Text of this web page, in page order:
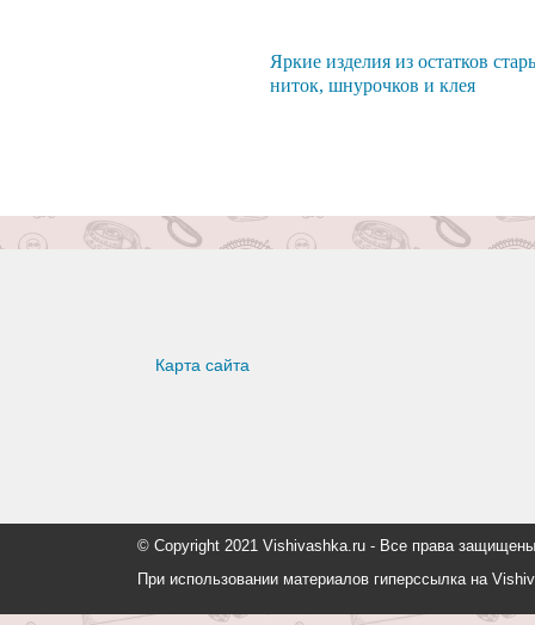
Яркие изделия из остатков
ниток, шнурочков и клея
Карта сайта
© Copyright 2021 Vishivashka.ru - Все права
При использовании материалов гиперссылка на